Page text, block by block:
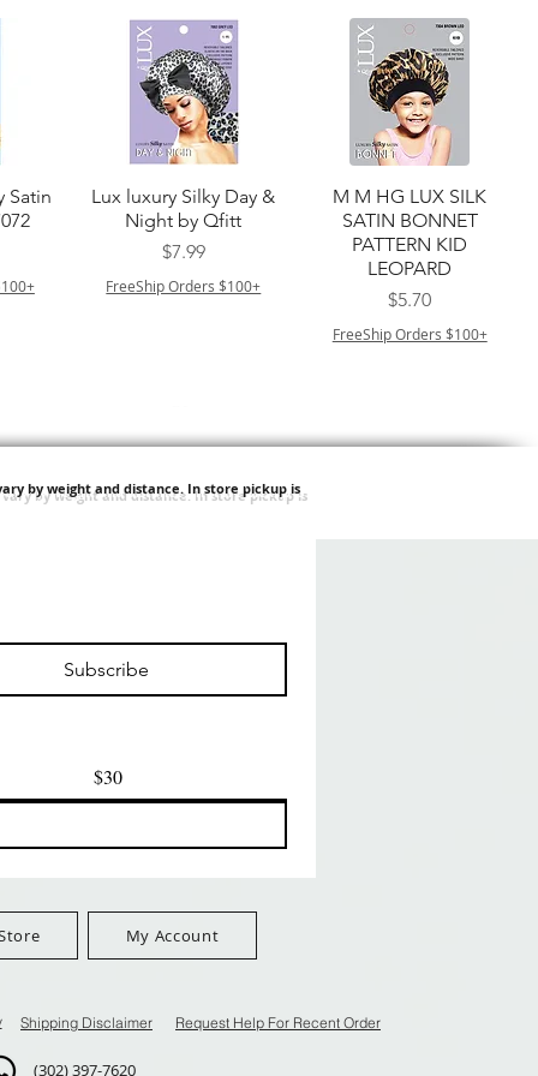
Satin
クイックビュー
Lux luxury Silky Day &
Night by Qfitt
価格
$7.99
FreeShip Orders $100+
クイックビュー
M M HG LUX SILK
SATIN BONNET
PATTERN KID
LEOPARD
価格
$5.70
FreeShip Orders $100+
価格
$8.99
FreeShip Orders $100+
by weight and distance. In store pickup is
Subscribe
$30
My Account
Shipping Disclaimer Request Help For Recent Order
(302) 397-7620